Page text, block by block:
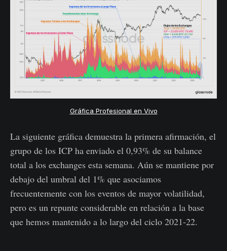
Gráfica Profesional en Vivo
La siguiente gráfica demuestra la primera afirmación, el
grupo de los ICP ha enviado el 0,93% de su balance
total a los exchanges esta semana. Aún se mantiene por
debajo del umbral del 1% que asociamos
frecuentemente con los eventos de mayor volatilidad,
pero es un repunte considerable en relación a la base
que hemos mantenido a lo largo del ciclo 2021-22.